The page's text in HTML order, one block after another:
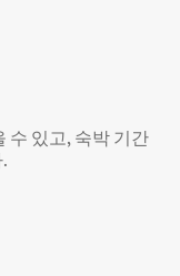
수 있고, 숙박 기간